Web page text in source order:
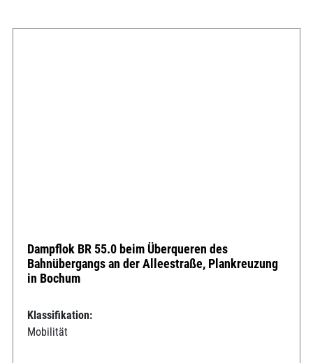
Dampflok BR 55.0 beim Überqueren des
Bahnübergangs an der Alleestraße, Plankreuzung
in Bochum
Klassifikation:
Mobilität